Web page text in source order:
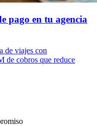
pago en tu agencia
de viajes con
de cobros que reduce